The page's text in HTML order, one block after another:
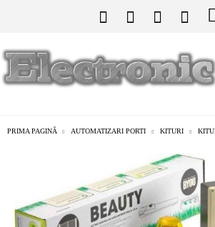
PRIMA PAGINĂ AUTOMATIZARI PORTI KITURI